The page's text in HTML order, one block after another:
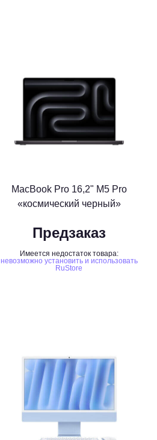
MacBook Pro 16,2" M5 Pro
«космический черный»
Предзаказ
Имеется недостаток товара:
невозможно установить и использовать
RuStore